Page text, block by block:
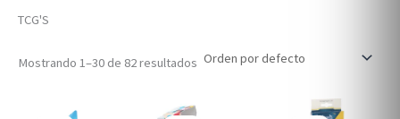
TCG'S
Mostrando 1–30 de 82 resultados